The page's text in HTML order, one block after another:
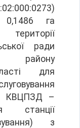
0,1486 га
ради
району
для
КВЦПЗД –
станції
з